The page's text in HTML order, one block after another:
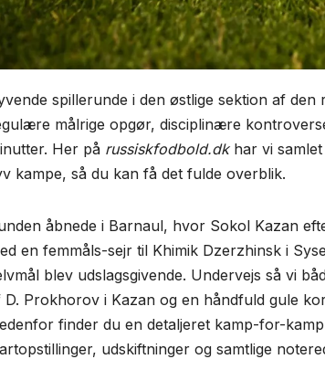
spillerunde i den østlige sektion af
målrige opgør, disciplinære
Her på russiskfodbold.dkhar vi samlet
kampe, så du kan få det fulde overblik.
åbnede i Barnaul, hvor Sokol Kazan
en femmåls-sejr til Khimik Dzerzhinsk i
blev udslagsgivende. Undervejs så vi
D. Prokhorov i Kazan og en håndfuld gule
finder du en detaljeret kamp-for-
udskiftninger og samtlige